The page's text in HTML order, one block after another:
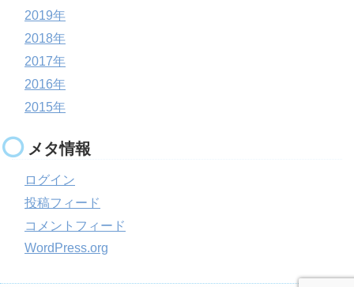
2019年
2018年
2017年
2016年
2015年
メタ情報
ログイン
投稿フィード
コメントフィード
WordPress.org